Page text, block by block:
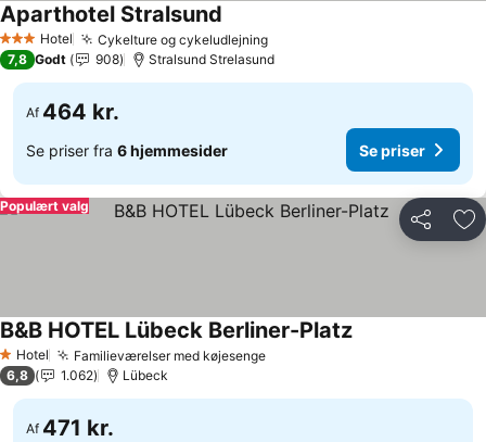
3 StjernerHotel Cykelture og cykeludlejning
Aparthotel Stralsund
7,8 Godt 908 Stralsund Strelasund
Af 464 kr.
Se priser fra 6 hjemmesider Se priser
Del
Populært valg
1 Stjerner
Hotel Familieværelser med køjesenge
B&B HOTEL Lübeck Berliner-Platz
6,8 1.062 Lübeck
Af 471 kr.